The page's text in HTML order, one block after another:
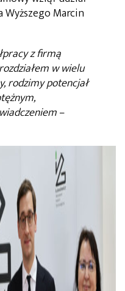
Marcin
z firmą
w wielu
rodzimy potencjał
–